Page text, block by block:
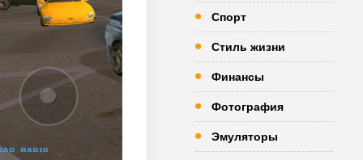
Спорт
Стиль жизни
Финансы
Фотография
Эмуляторы